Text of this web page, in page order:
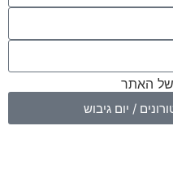
של האתר
/ יום גיבוש